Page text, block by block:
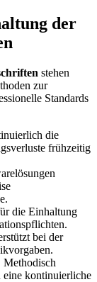
der
stehen
zur
Standards
die
frühzeitig
die Einhaltung
bei der
Methodisch
eine kontinuierliche